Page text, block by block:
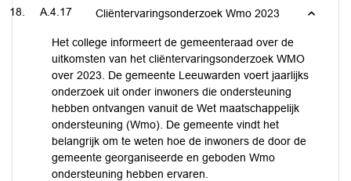
A.4.17 Cliëntervaringsonderzoek Wmo 2023
Het college informeert de gemeenteraad over de
uitkomsten van het cliëntervaringsonderzoek WMO
over 2023. De gemeente Leeuwarden voert jaarlijks
onderzoek uit onder inwoners die ondersteuning
hebben ontvangen vanuit de Wet maatschappelijk
ondersteuning (Wmo). De gemeente vindt het
belangrijk om te weten hoe de inwoners de door de
gemeente georganiseerde en geboden Wmo
ondersteuning hebben ervaren.